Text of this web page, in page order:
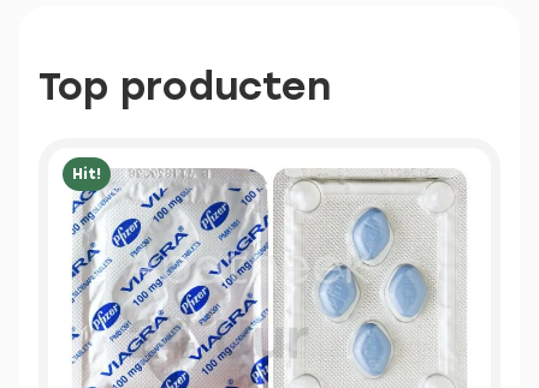
Top producten
Hit!